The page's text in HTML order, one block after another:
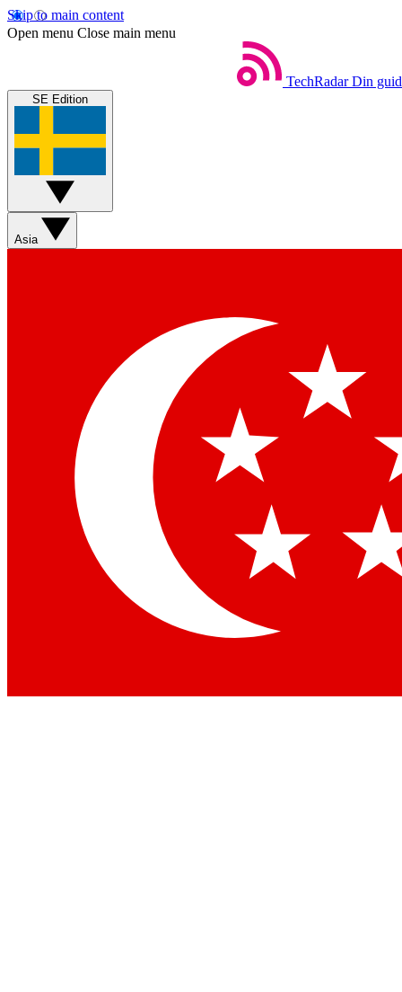
Skip to main content
Open menu Close main menu
TechRadar Din
SE Edition
Asia